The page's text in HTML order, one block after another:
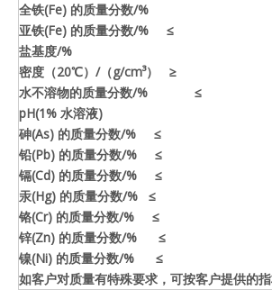
全铁(Fe) 的质量分数/%
亚铁(Fe) 的质量分数/% ≤
盐基度/%
密度（20℃）/（g/cm³） ≥
水不溶物的质量分数/% ≤
pH(1% 水溶液)
砷(As) 的质量分数/% ≤
铅(Pb) 的质量分数/% ≤
镉(Cd) 的质量分数/% ≤
汞(Hg) 的质量分数/% ≤
铬(Cr) 的质量分数/% ≤
锌(Zn) 的质量分数/% ≤
镍(Ni) 的质量分数/% ≤
如客户对质量有特殊要求，可按客户提供的指